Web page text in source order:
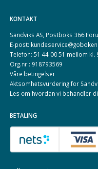
KONTAKT
Sandviks AS, Postboks 366
E-post:
Telefon: 51 44 00 51 mellom kl.
Org.nr.: 918793569
Våre betingelser
Aktsomhetsvurdering for
Les om hvordan vi behandler
BETALING